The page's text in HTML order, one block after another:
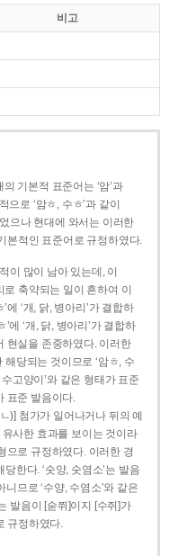
비고
의 기본적 표준어는 ‘암’과
으로 ‘암ㅎ, 수ㅎ’과 같이
으나 현대에 와서는 이러한
본적인 표준어로 규정하였다.
이 많이 남아 있는데, 이
축약되는 일이 흔하여 이
에 ‘개, 닭, 병아리’가 결합하
’에 ‘개, 닭, 병아리’가 결합하
현실을 존중하였다. 이러한
해당되는 것이므로 ‘암ㅎ, 수
수고양이’와 같은 형태가 표준
표준 발음이다.
)] 첨가가 일어나거나 뒤의 예
사한 효과를 보이는 것이라
으로 규정하였다. 이러한 경
한다. ‘숫양, 숫염소’는 발음
므로 ‘수양, 수염소’와 같은
발음이 [숟쮜]이지 [수쥐]가
규정하였다.